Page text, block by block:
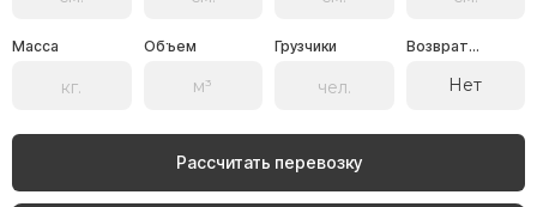
Масса Объем Грузчики Возврат...
Нет
Рассчитать перевозку